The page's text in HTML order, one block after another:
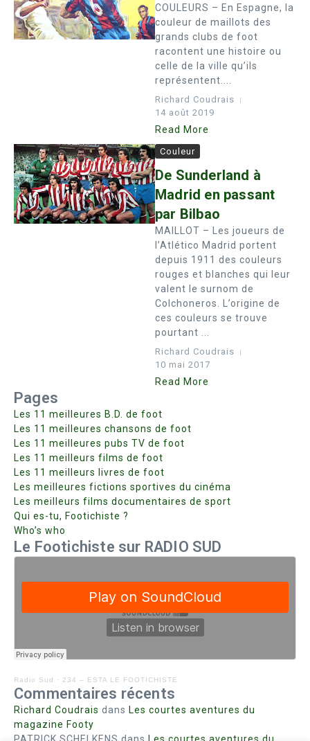
COULEURS – En Espagne, la
couleur de maillots des
grands clubs de foot
racontent une histoire ou
celle de la ville qu’ils
représentent....
Richard Coudrais
14 août 2019
Read More
Couleur
De Sunderland à
Madrid en passant
par Bilbao
MAILLOT – Les joueurs de
l’Atlético Madrid portent
depuis 1911 des couleurs
rouges et blanches qui leur
valent le surnom de
Colchoneros. L’origine de
ces couleurs se trouve
pourtant ...
Richard Coudrais
10 mai 2017
Read More
Pages
Les 11 meilleures B.D. de foot
Les 11 meilleures chansons de foot
Les 11 meilleures pubs TV de foot
Les 11 meilleurs films de foot
Les 11 meilleurs livres de foot
Les meilleures fictions sportives du cinéma
Les meilleurs films documentaires de sport
Qui es-tu, Footichiste ?
Who’s who
Le Footichiste sur RADIO SUD
Radio Sud · 234 – ESTA LE FOOTICHISTE
Commentaires récents
Richard Coudrais dans Les courtes aventures du
magazine Footy